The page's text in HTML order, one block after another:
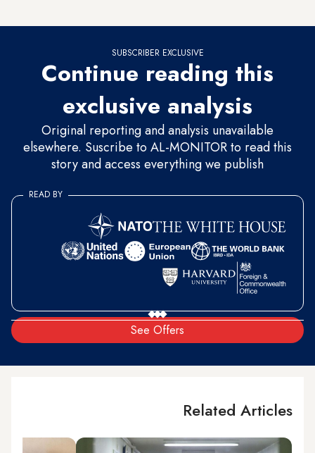
SUBSCRIBER EXCLUSIVE
Continue reading this
exclusive analysis
Original reporting and analysis unavailable
elsewhere. Suscribe to AL-MONITOR to read this
story and access everything we publish
See Offers
READ BY
Related Articles